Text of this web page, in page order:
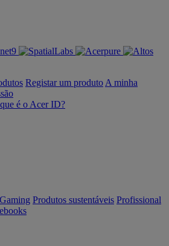
Registar um produto A minha
é o Acer ID?
Gaming Produtos sustentáveis Profissional